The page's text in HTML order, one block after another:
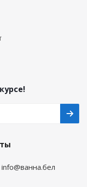
info@ванна.бел